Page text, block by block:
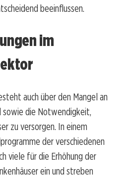
beeinflussen.
im
auch über den Mangel an
sowie die Notwendigkeit,
zu versorgen. In einem
der verschiedenen
viele für die Erhöhung der
ein und streben